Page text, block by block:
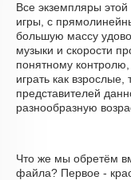
Все экземпляры
игры, с
большую массу
музыки и скорости
понятному
играть как
представителей
разнообразную
Что же мы обретём
файла? Первое -